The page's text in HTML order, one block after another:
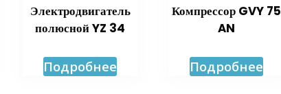
Электродвигатель
полюсной YZ 34
Подробнее
Компрессор GVY 75
AN
Подробнее